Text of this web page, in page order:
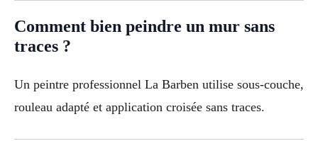
Comment bien peindre un mur sans
traces ?
Un peintre professionnel La Barben utilise sous-couche,
rouleau adapté et application croisée sans traces.